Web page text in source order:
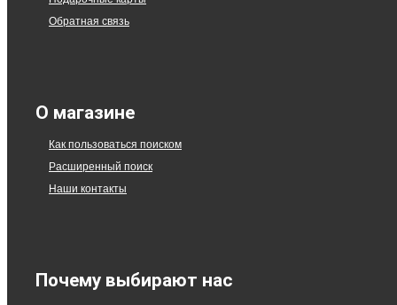
Обратная связь
О магазине
Как пользоваться поиском
Расширенный поиск
Наши контакты
Почему выбирают нас